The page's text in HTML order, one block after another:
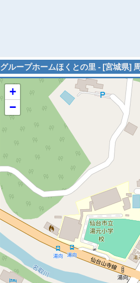
グループホームほくとの里 - [宮城県]
※ マ
+
−